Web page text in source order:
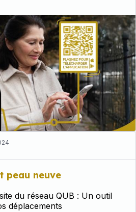
peau neuve
du réseau QUB : Un outil
déplacements